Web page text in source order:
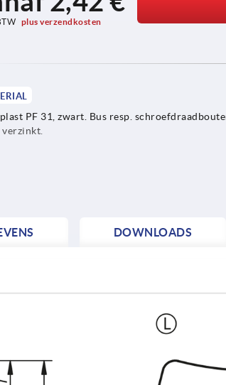
plus verzendkosten
PF 31, zwart. Bus resp.
verzinkt.
DOWNLOADS